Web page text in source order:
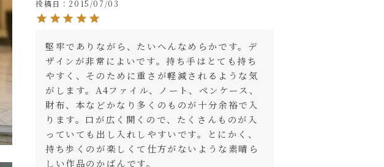
投稿日
2015/07/03
堅牢でありながら、たいへんなめらかです。デ
ザインが非常によいです。持ち手はとても持ち
やすく、そのために重さが軽減されるような気
がします。A4ファイル、ノート、ペンケース、
財布、本などかなり多くのものが十分余裕で入
ります。口が広く開くので、たくさんものが入
っていても出し入れしやすいです。とにかく、
持ち歩くのが楽しくて仕方がないような素晴ら
しい作品のかばんです。